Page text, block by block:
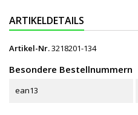
ARTIKELDETAILS
Artikel-Nr.3218201-134
Besondere Bestellnummern
ean13